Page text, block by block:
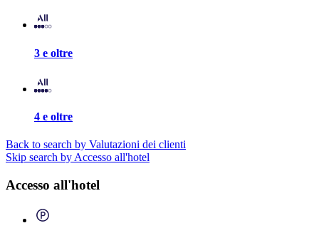
3 e oltre
4 e oltre
Back to search by Valutazioni dei clienti
Skip search by Accesso all'hotel
Accesso all'hotel